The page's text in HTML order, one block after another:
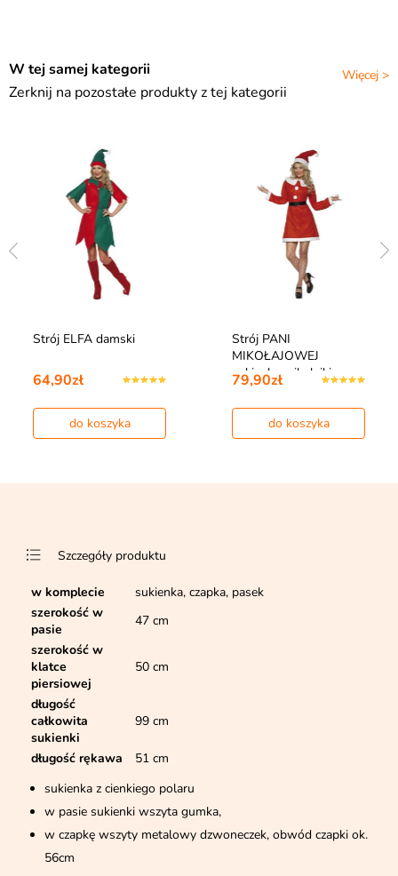
Więcej >
W tej samej kategorii
Zerknij na pozostałe produkty z tej kategorii
Strój ELFA damski
64,90zł
do koszyka
Strój PANI
MIKOŁAJOWEJ
sukienka mikołajki
79,90zł
do koszyka
Szczegóły produktu
w komplecie
sukienka, czapka, pasek
szerokość w
pasie
47 cm
szerokość w
klatce
piersiowej
50 cm
długość
całkowita
sukienki
99 cm
długość rękawa
51 cm
sukienka z cienkiego polaru
w pasie sukienki wszyta gumka,
w czapkę wszyty metalowy dzwoneczek, obwód czapki ok.
56cm